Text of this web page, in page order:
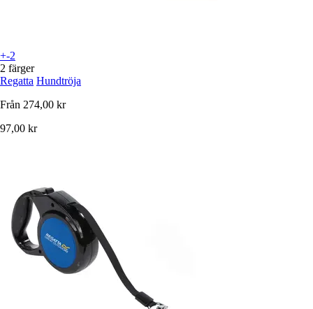
+-2
2 färger
Regatta Hundtröja
Från 274,00 kr
97,00 kr